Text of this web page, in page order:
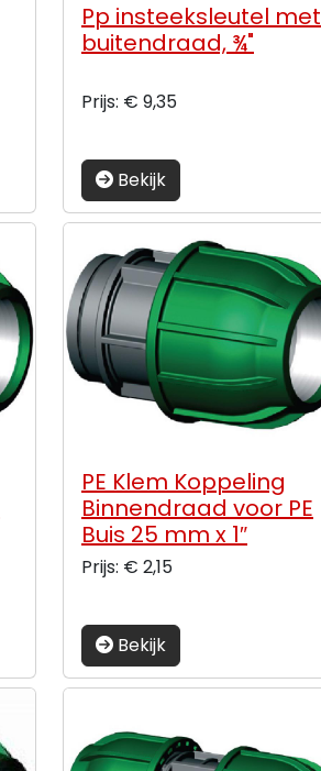
Pp insteeksleutel met
buitendraad, ¾"
Prijs: € 9,35
Bekijk
PE Klem Koppeling
Binnendraad voor PE
Buis 25 mm x 1″
Prijs: € 2,15
Bekijk